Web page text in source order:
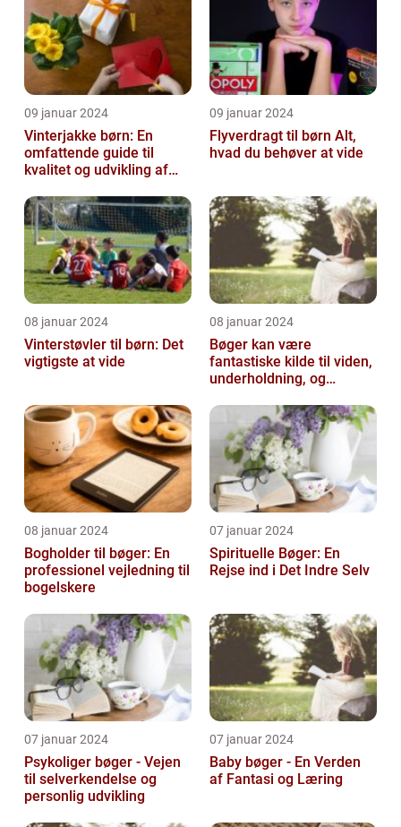
09 januar 2024
Vinterjakke børn: En
omfattende guide til
kvalitet og udvikling af
09 januar 2024
Flyverdragt til børn Alt,
hvad du behøver at vide
08 januar 2024
Vinterstøvler til børn: Det
vigtigste at vide
08 januar 2024
Bøger kan være
fantastiske kilde til viden,
underholdning, og
08 januar 2024
Bogholder til bøger: En
professionel vejledning til
bogelskere
07 januar 2024
Spirituelle Bøger: En
Rejse ind i Det Indre Selv
07 januar 2024
Psykoliger bøger - Vejen
til selverkendelse og
personlig udvikling
07 januar 2024
Baby bøger - En Verden
af Fantasi og Læring